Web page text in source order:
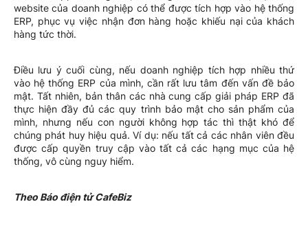
website của doanh nghiệp có thể được tích hợp vào hệ thống
ERP, phục vụ việc nhận đơn hàng hoặc khiếu nại của khách
hàng tức thời.
Điều lưu ý cuối cùng, nếu doanh nghiệp tích hợp nhiều thứ
vào hệ thống ERP của mình, cần rất lưu tâm đến vấn đề bảo
mật. Tất nhiên, bản thân các nhà cung cấp giải pháp ERP đã
thực hiện đầy đủ các quy trình bảo mật cho sản phẩm của
mình, nhưng nếu con người không hợp tác thì thật khó để
chúng phát huy hiệu quả. Ví dụ: nếu tất cả các nhân viên đều
được cấp quyền truy cập vào tất cả các hạng mục của hệ
thống, vô cùng nguy hiểm.
Theo Báo điện tử CafeBiz